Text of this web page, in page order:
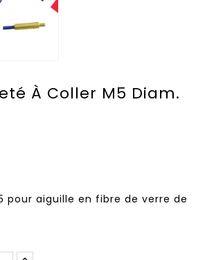
À Coller M5 Diam.
pour aiguille en fibre de verre de